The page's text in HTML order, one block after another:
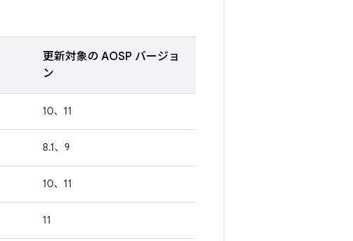
更新対象の AOSP バージョ
ン
10、11
8.1、9
10、11
11